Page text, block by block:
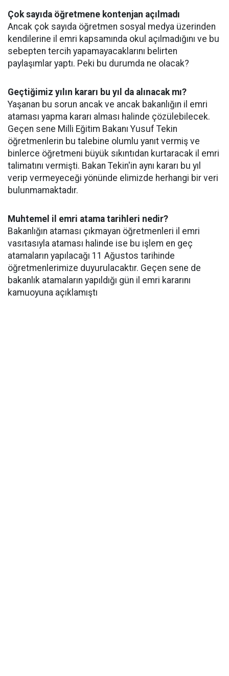
Çok sayıda öğretmene kontenjan açılmadı
Ancak çok sayıda öğretmen sosyal medya üzerinden
kendilerine il emri kapsamında okul açılmadığını ve bu
sebepten tercih yapamayacaklarını belirten
paylaşımlar yaptı. Peki bu durumda ne olacak?
Geçtiğimiz yılın kararı bu yıl da alınacak mı?
Yaşanan bu sorun ancak ve ancak bakanlığın il emri
ataması yapma kararı alması halinde çözülebilecek.
Geçen sene Milli Eğitim Bakanı Yusuf Tekin
öğretmenlerin bu talebine olumlu yanıt vermiş ve
binlerce öğretmeni büyük sıkıntıdan kurtaracak il emri
talimatını vermişti. Bakan Tekin'in aynı kararı bu yıl
verip vermeyeceği yönünde elimizde herhangi bir veri
bulunmamaktadır.
Muhtemel il emri atama tarihleri nedir?
Bakanlığın ataması çıkmayan öğretmenleri il emri
vasıtasıyla ataması halinde ise bu işlem en geç
atamaların yapılacağı 11 Ağustos tarihinde
öğretmenlerimize duyurulacaktır. Geçen sene de
bakanlık atamaların yapıldığı gün il emri kararını
kamuoyuna açıklamıştı